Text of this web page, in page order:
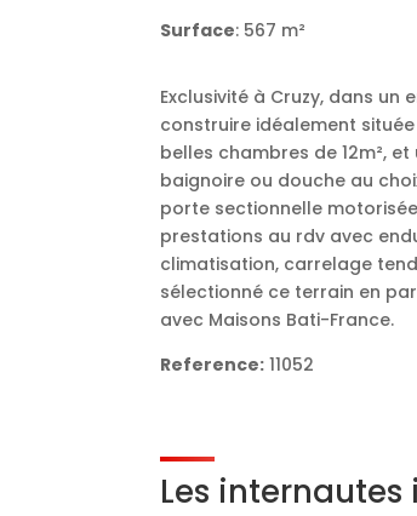
Surface: 567 m²
Exclusivité à Cruzy, dans
construire idéalement
belles chambres de 12m²,
baignoire ou douche au
porte sectionnelle
prestations au rdv avec
climatisation, carrelage
sélectionné ce terrain en
avec Maisons Bati-France.
Reference: 11052
Les